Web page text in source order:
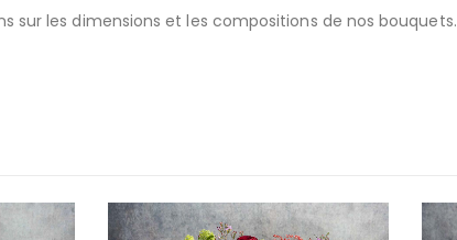
sur les dimensions et les compositions de nos bouquets.